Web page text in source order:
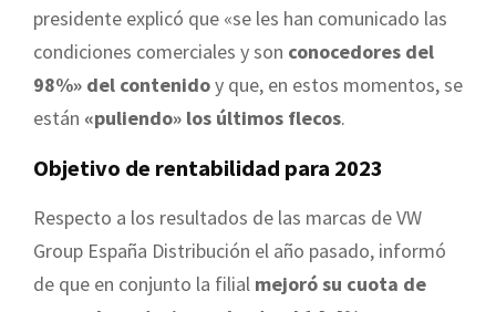
presidente explicó que «se les han comunicado las
condiciones comerciales y son conocedores del
98%» del contenidoy que, en estos momentos, se
están «puliendo» los últimos flecos.
Objetivo de rentabilidad para 2023
Respecto a los resultados de las marcas de VW
Group España Distribución el año pasado, informó
de que en conjunto la filial mejoró su cuota de